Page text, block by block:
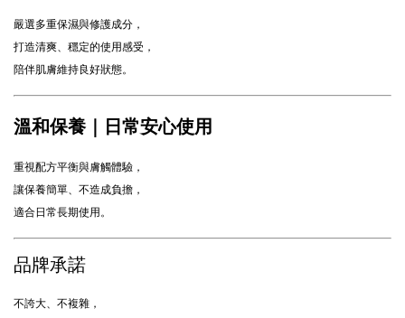
嚴選多重保濕與修護成分，
打造清爽、穩定的使用感受，
陪伴肌膚維持良好狀態。
溫和保養｜日常安心使用
重視配方平衡與膚觸體驗，
讓保養簡單、不造成負擔，
適合日常長期使用。
品牌承諾
不誇大、不複雜，